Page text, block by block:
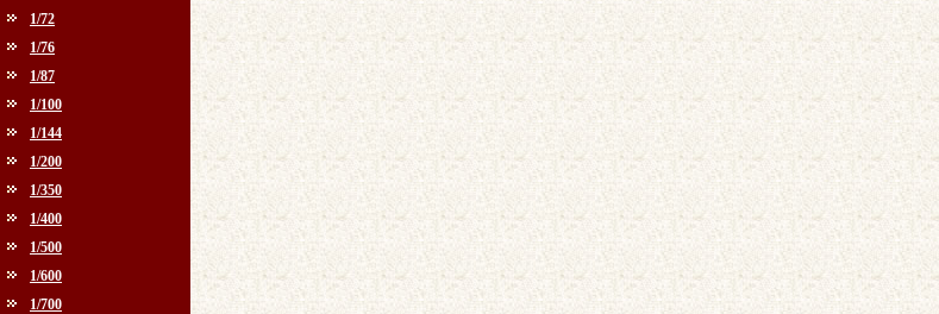
1/72
1/76
1/87
1/100
1/144
1/200
1/350
1/400
1/500
1/600
1/700